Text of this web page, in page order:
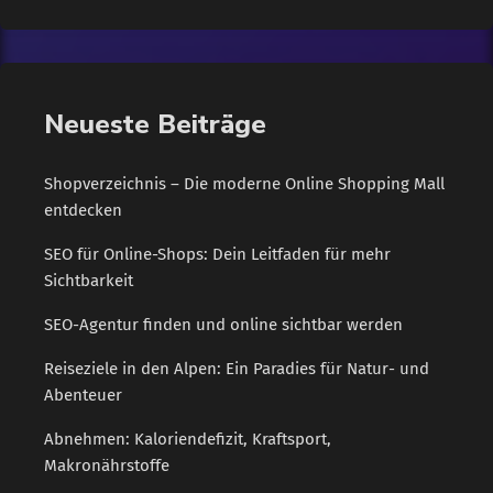
Historie legendärer Instrumente. Wegweisende Technologien
Neueste Beiträge
Shopverzeichnis – Die moderne Online Shopping Mall
entdecken
SEO für Online-Shops: Dein Leitfaden für mehr
Sichtbarkeit
SEO-Agentur finden und online sichtbar werden
Reiseziele in den Alpen: Ein Paradies für Natur- und
Abenteuer
Abnehmen: Kaloriendefizit, Kraftsport,
Makronährstoffe